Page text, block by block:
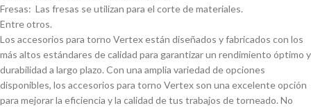
Fresas: Las fresas se utilizan para el corte de materiales.
Entre otros.
Los accesorios para torno Vertex están diseñados y fabricados con los
más altos estándares de calidad para garantizar un rendimiento óptimo y
durabilidad a largo plazo. Con una amplia variedad de opciones
disponibles, los accesorios para torno Vertex son una excelente opción
para mejorar la eficiencia y la calidad de tus trabajos de torneado. No